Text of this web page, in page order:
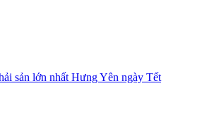
sản lớn nhất Hưng Yên ngày Tết